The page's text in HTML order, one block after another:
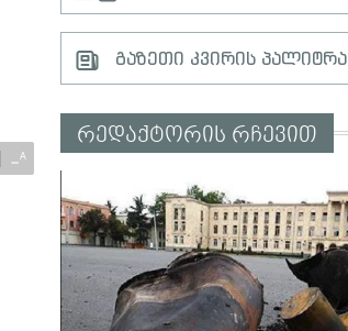
−A
გაზეთი კვირის პალიტრა
რედაქტორის რჩევით